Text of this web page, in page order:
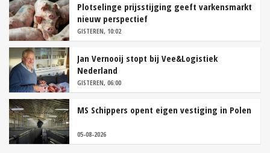
Plotselinge prijsstijging geeft varkensmarkt
nieuw perspectief
GISTEREN, 10:02
Jan Vernooij stopt bij Vee&Logistiek
Nederland
GISTEREN, 06:00
MS Schippers opent eigen vestiging in Polen
05-08-2026